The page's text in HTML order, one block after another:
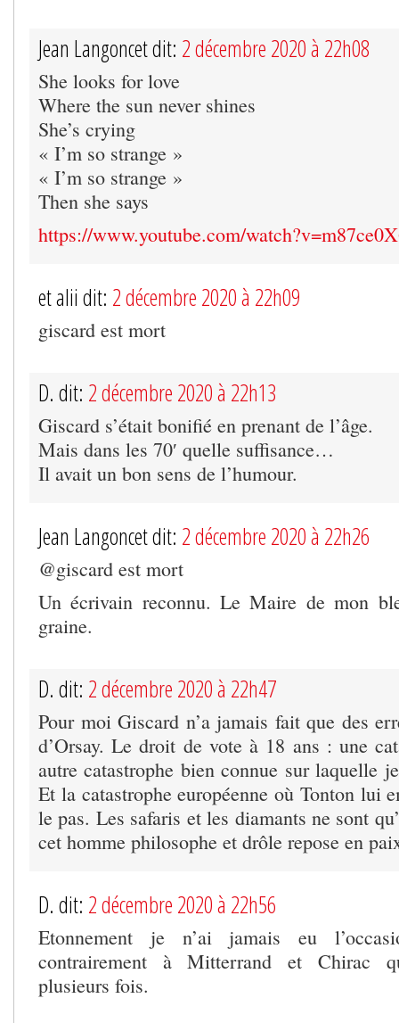
Jean Langoncet dit: 2 décembre 2020 à 22h08
She looks for love
Where the sun never shines
She’s crying
« I’m so strange »
« I’m so strange »
Then she says
https://www.youtube.com/
et alii dit: 2 décembre 2020 à 22h09
giscard est mort
D. dit: 2 décembre 2020 à 22h13
Giscard s’était bonifié en prenant de l’âge.
Mais dans les 70′ quelle suffisance…
Il avait un bon sens de l’humour.
Jean Langoncet dit: 2 décembre 2020 à 22h26
@giscard est mort
Un écrivain reconnu. Le Maire de mon
graine.
D. dit: 2 décembre 2020 à 22h47
Pour moi Giscard n’a jamais fait que des
d’Orsay. Le droit de vote à 18 ans : une
autre catastrophe bien connue sur laquelle
Et la catastrophe européenne où Tonton lui
le pas. Les safaris et les diamants ne sont
cet homme philosophe et drôle repose en
D. dit: 2 décembre 2020 à 22h56
Etonnement je n’ai jamais eu
contrairement à Mitterrand et Chirac
plusieurs fois.